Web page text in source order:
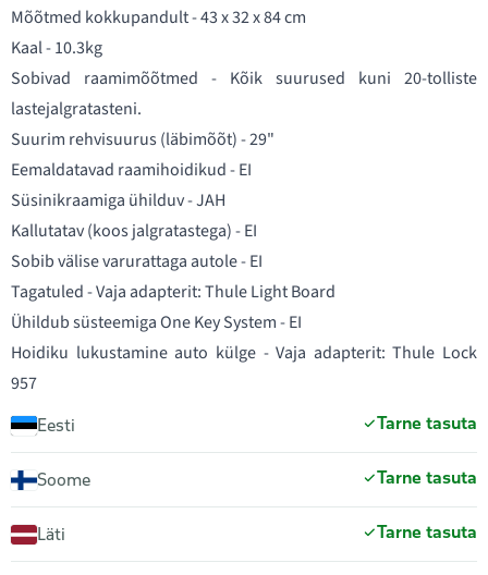
Mõõtmed kokkupandult - 43 x 32 x 84 cm
Kaal - 10.3kg
Sobivad raamimõõtmed - Kõik suurused kuni 20-tolliste
lastejalgratasteni.
Suurim rehvisuurus (läbimõõt) - 29"
Eemaldatavad raamihoidikud - EI
Süsinikraamiga ühilduv - JAH
Kallutatav (koos jalgratastega) - EI
Sobib välise varurattaga autole - EI
Tagatuled - Vaja adapterit: Thule Light Board
Ühildub süsteemiga One Key System - EI
Hoidiku lukustamine auto külge - Vaja adapterit: Thule Lock
957
Eesti Tarne tasuta
Soome Tarne tasuta
Läti Tarne tasuta